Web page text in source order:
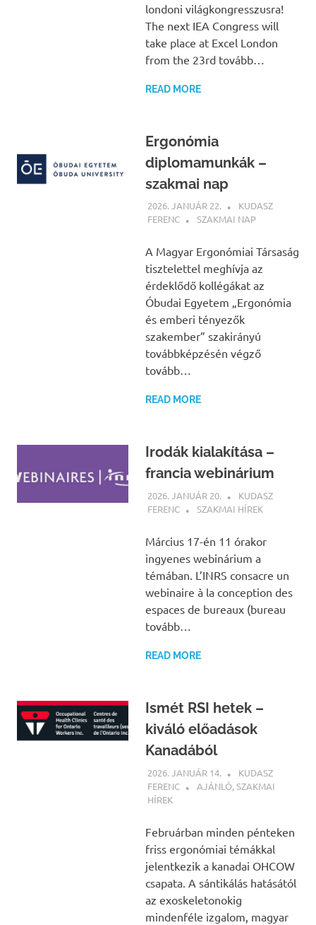
londoni világkongresszusra!
The next IEA Congress will
take place at Excel London
from the 23rd tovább…
READ MORE
Ergonómia
diplomamunkák –
szakmai nap
2026. JANUÁR 22.
KUDASZ
FERENC
SZAKMAI NAP
A Magyar Ergonómiai Társaság
tisztelettel meghívja az
érdeklődő kollégákat az
Óbudai Egyetem „Ergonómia
és emberi tényezők
szakember” szakirányú
továbbképzésén végző
tovább…
READ MORE
Irodák kialakítása –
francia webinárium
2026. JANUÁR 20.
KUDASZ
FERENC
SZAKMAI HÍREK
Március 17-én 11 órakor
ingyenes webinárium a
témában. L’INRS consacre un
webinaire à la conception des
espaces de bureaux (bureau
tovább…
READ MORE
Ismét RSI hetek –
kiváló előadások
Kanadából
2026. JANUÁR 14.
KUDASZ
FERENC
AJÁNLÓ,SZAKMAI
HÍREK
Februárban minden pénteken
friss ergonómiai témákkal
jelentkezik a kanadai OHCOW
csapata. A sántikálás hatásától
az exoskeletonokig
mindenféle izgalom, magyar